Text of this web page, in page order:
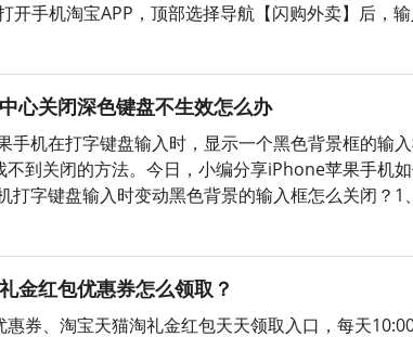
开手机淘宝APP，顶部选择导航【闪购外卖】后，
心关闭深色键盘不生效怎么办
手机在打字键盘输入时，显示一个黑色背景框的输
到关闭的方法。今日，小编分享iPhone苹果手机
打字键盘输入时变动黑色背景的输入框怎么关闭？
金红包优惠券怎么领取？
惠券、淘宝天猫淘礼金红包天天领取入口，每天